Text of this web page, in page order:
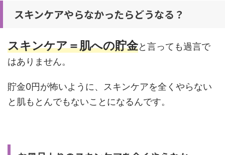
スキンケアやらなかったらどうなる？
スキンケア＝肌への貯金と言っても過言で
はありません。
貯金0円が怖いように、スキンケアを全くやらない
と肌もとんでもないことになるんです。